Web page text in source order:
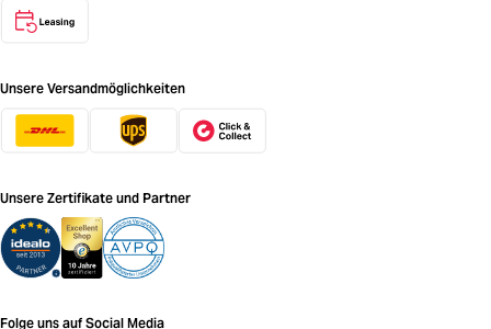
Unsere Versandmöglichkeiten
Unsere Zertifikate und Partner
Folge uns auf Social Media